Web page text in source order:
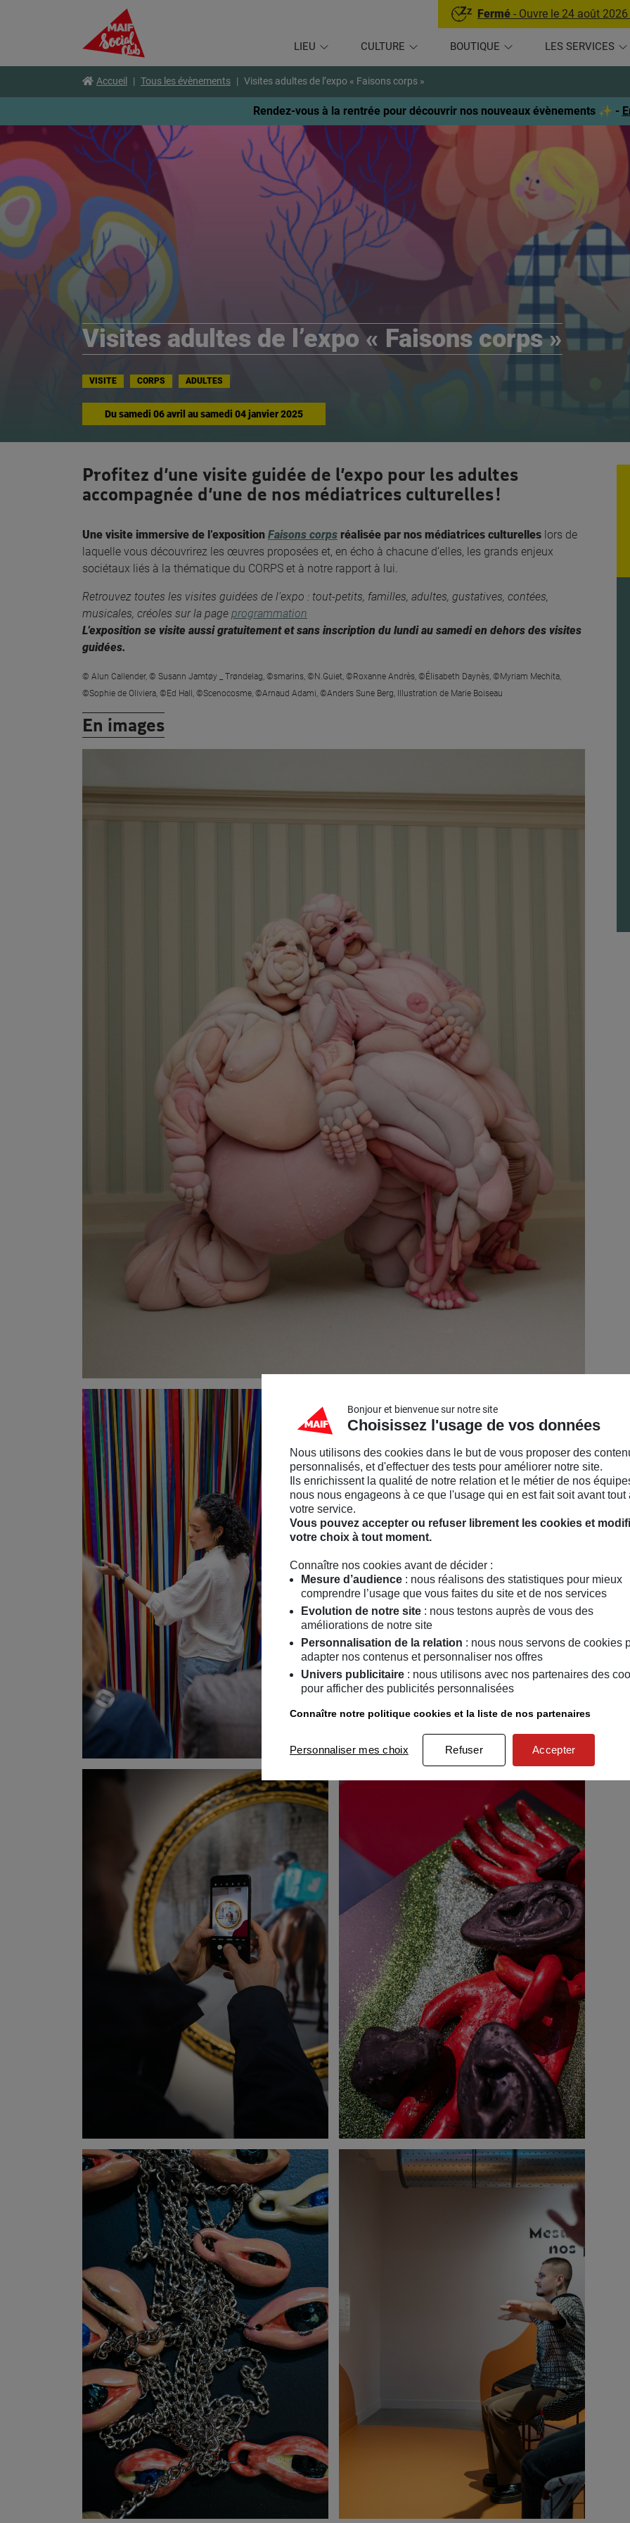
principal
de
page
Fermé - Ouvre le 24 août
LIEU CULTURE BOUTIQUE LES SERVICES
Accueil Tous les évènements Visites adultes de l’expo « Faisons corps »
Rendez-vous à la rentrée pour découvrir nos nouveaux évènements ✨ -
Visites adultes de l’expo « Faisons corps »
VISITE CORPS ADULTES
Dusamedi 06 avril ausamedi 04 janvier 2025
Profitez d’une visite guidée de l’expo pour les adultes
accompagnée d’une de nos médiatrices culturelles !
Une visite immersive de l’exposition Faisons corps réalisée par nos médiatrices culturelles lors de
laquelle vous découvrirez les œuvres proposées et, en écho à chacune d’elles, les grands enjeux
sociétaux liés à la thématique du CORPS et à notre rapport à lui.
Retrouvez toutes les visites guidées de l’expo : tout-petits, familles, adultes, gustatives, contées,
musicales, créoles sur la page programmation
L’exposition se visite aussi gratuitement et sans inscription du lundi au samedi en dehors des visites
guidées.
© Alun Callender, © Susann Jamtøy _ Trøndelag, ©smarins, ©N.Guiet, ©Roxanne Andrès, ©Élisabeth Daynès, ©Myriam Mechita,
©Sophie de Oliviera, ©Ed Hall, ©Scenocosme, ©Arnaud Adami, ©Anders Sune Berg, Illustration de Marie Boiseau
En images
Bonjour et bienvenue sur notre site
Choisissez l'usage de vos données
Nous utilisons des cookies dans le but de vous proposer des
personnalisés, et d'effectuer des tests pour améliorer notre site.
Ils enrichissent la qualité de notre relation et le métier de nos
nous nous engageons à ce que l'usage qui en est fait soit avant tout
votre service.
Vous pouvez accepter ou refuser librement les cookies et
votre choix à tout moment.
Connaître nos cookies avant de décider :
Mesure d’audience : nous réalisons des statistiques pour mieux
comprendre l’usage que vous faites du site et de nos services
Evolution de notre site : nous testons auprès de vous des
améliorations de notre site
Personnalisation de la relation : nous nous servons de cookies
adapter nos contenus et personnaliser nos offres
Univers publicitaire : nous utilisons avec nos partenaires des
pour afficher des publicités personnalisées
Connaître notre politique cookies et la liste de nos partenaires
Personnaliser mes choix Refuser Accepter